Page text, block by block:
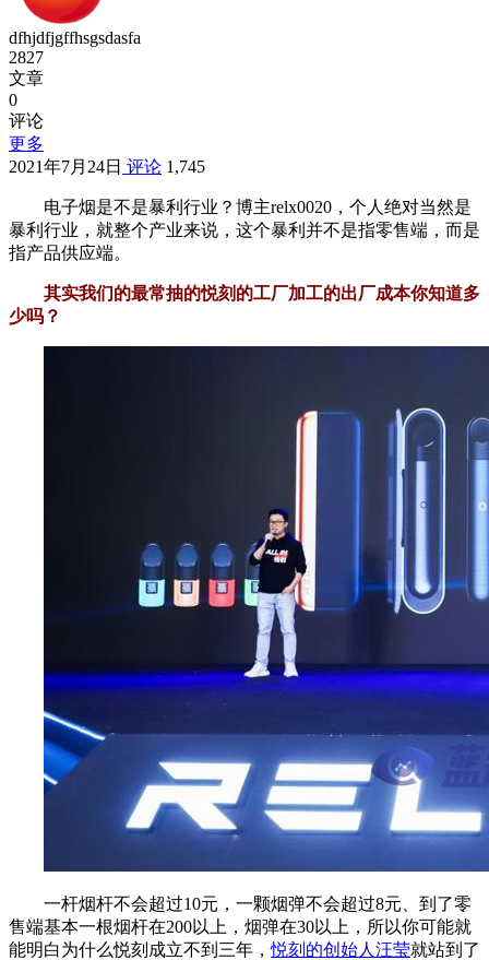
dfhjdfjgffhsgsdasfa
2827
文章
0
评论
更多
2021年7月24日 评论 1,745
电子烟是不是暴利行业？博主relx0020，个人绝对当然是
暴利行业，就整个产业来说，这个暴利并不是指零售端，而是
指产品供应端。
其实我们的最常抽的悦刻的工厂加工的出厂成本你知道多
少吗？
一杆烟杆不会超过10元，一颗烟弹不会超过8元、到了零
售端基本一根烟杆在200以上，烟弹在30以上，所以你可能就
能明白为什么悦刻成立不到三年，悦刻的创始人汪莹就站到了